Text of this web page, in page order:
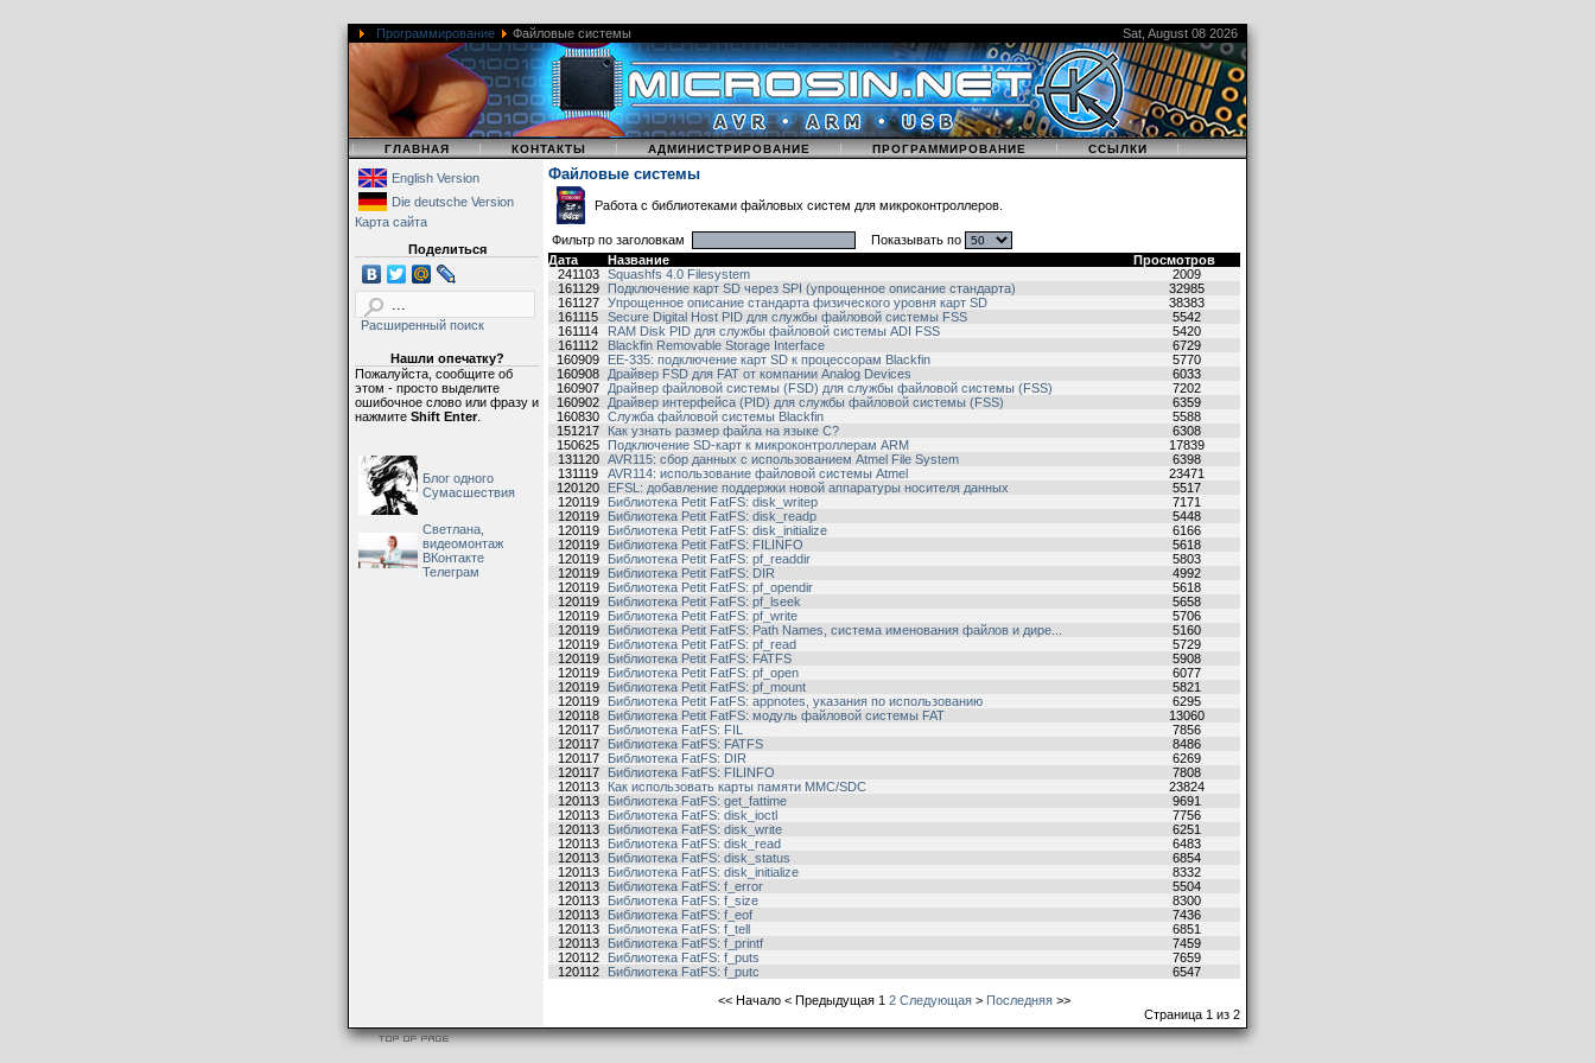
Программирование Файловые системы Sat, August 08 2026
| ГЛАВНАЯ | КОНТАКТЫ | АДМИНИСТРИРОВАНИЕ | ПРОГРАММИРОВАНИЕ | ССЫЛКИ |
English Version
Die deutsche Version
Карта сайта
Поделиться
Расширенный поиск
Нашли опечатку?
Пожалуйста, сообщите об
этом - просто выделите
ошибочное слово или фразу и
нажмите Shift Enter.
Блог одного
Сумасшествия
Светлана,
видеомонтаж
ВКонтакте
Телеграм
Файловые системы
Работа с библиотеками файловых систем для микроконтроллеров.
Фильтр по заголовкам
Показывать по
Дата
Название
Просмотров
241103
Squashfs 4.0 Filesystem
2009
161129
Подключение карт SD через SPI (упрощенное описание стандарта)
32985
161127
Упрощенное описание стандарта физического уровня карт SD
38383
161115
Secure Digital Host PID для службы файловой системы FSS
5542
161114
RAM Disk PID для службы файловой системы ADI FSS
5420
161112
Blackfin Removable Storage Interface
6729
160909
EE-335: подключение карт SD к процессорам Blackfin
5770
160908
Драйвер FSD для FAT от компании Analog Devices
6033
160907
Драйвер файловой системы (FSD) для службы файловой системы (FSS)
7202
160902
Драйвер интерфейса (PID) для службы файловой системы (FSS)
6359
160830 Служба файловой системы Blackfin
5588
151217
Как узнать размер файла на языке C?
6308
150625
Подключение SD-карт к микроконтроллерам ARM
17839
131120
AVR115: сбор данных с использованием Atmel File System
6398
131119
AVR114: использование файловой системы Atmel
23471
120120
EFSL: добавление поддержки новой аппаратуры носителя данных
5517
120119
Библиотека Petit FatFS: disk_writep
7171
120119
Библиотека Petit FatFS: disk_readp
5448
120119
Библиотека Petit FatFS: disk_initialize
6166
120119
Библиотека Petit FatFS: FILINFO
5618
120119
Библиотека Petit FatFS: pf_readdir
5803
120119
Библиотека Petit FatFS: DIR
4992
120119
Библиотека Petit FatFS: pf_opendir
5618
120119
Библиотека Petit FatFS: pf_lseek
5658
120119
Библиотека Petit FatFS: pf_write
5706
120119
Библиотека Petit FatFS: Path Names, система именования файлов и дире...
5160
120119
Библиотека Petit FatFS: pf_read
5729
120119
Библиотека Petit FatFS: FATFS
5908
120119
Библиотека Petit FatFS: pf_open
6077
120119
Библиотека Petit FatFS: pf_mount
5821
120119
Библиотека Petit FatFS: appnotes, указания по использованию
6295
120118
Библиотека Petit FatFS: модуль файловой системы FAT
13060
120117
Библиотека FatFS: FIL
7856
120117
Библиотека FatFS: FATFS
8486
120117
Библиотека FatFS: DIR
6269
120117
Библиотека FatFS: FILINFO
7808
120113
Как использовать карты памяти MMC/SDC
23824
120113
Библиотека FatFS: get_fattime
9691
120113
Библиотека FatFS: disk_ioctl
7756
120113
Библиотека FatFS: disk_write
6251
120113
Библиотека FatFS: disk_read
6483
120113
Библиотека FatFS: disk_status
6854
120113
Библиотека FatFS: disk_initialize
8332
120113
Библиотека FatFS: f_error
5504
120113
Библиотека FatFS: f_size
8300
120113
Библиотека FatFS: f_eof
7436
120113
Библиотека FatFS: f_tell
6851
120113
Библиотека FatFS: f_printf
7459
120112
Библиотека FatFS: f_puts
7659
120112
Библиотека FatFS: f_putc
6547
<< Начало < Предыдущая 1 2 Следующая > Последняя >>
Страница 1 из 2